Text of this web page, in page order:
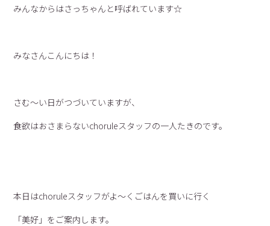
みんなからはさっちゃんと呼ばれています☆
みなさんこんにちは！
さむ〜い日がつづいていますが、
食欲はおさまらないchoruleスタッフの一人たきのです。
本日はchoruleスタッフがよ〜くごはんを買いに行く
「美好」をご案内します。